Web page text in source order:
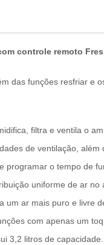
controle remoto
das funções resfriar e
filtra e ventila o
de ventilação,
programar o tempo de
uniforme de ar no
um ar mais puro e livre
com apenas um
3,2 litros de